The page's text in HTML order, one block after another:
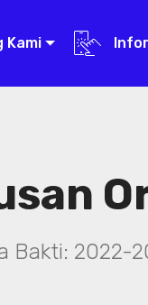
Kami
Bakti: 2022-